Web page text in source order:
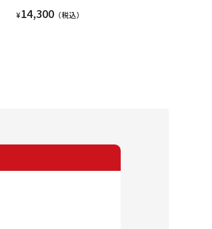
¥14,300 （税込）